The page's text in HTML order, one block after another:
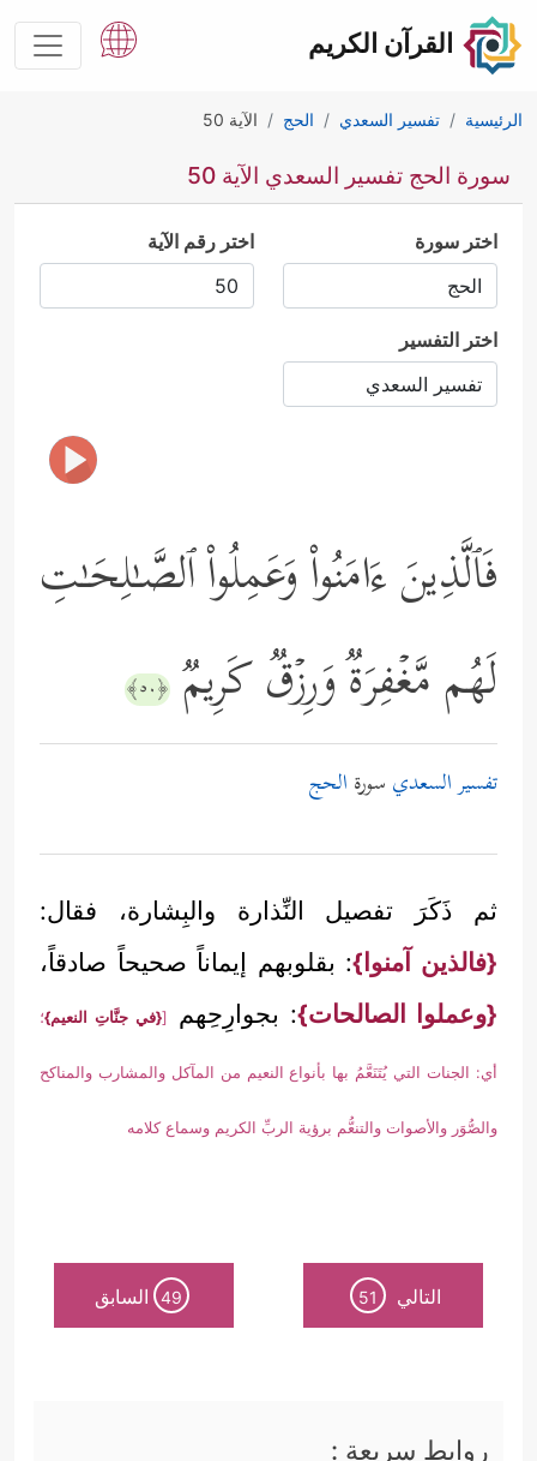
القرآن الكريم
الرئيسية تفسير السعدي الحج الآية 50
سورة الحج تفسير السعدي الآية 50
اختر سورة اختر رقم الآية
اختر التفسير
فَٱلَّذِینَ ءَامَنُواْ وَعَمِلُواْ ٱلصَّـٰلِحَـٰتِ
لَهُم مَّغۡفِرَةࣱ وَرِزۡقࣱ كَرِیمࣱ ﴿٥٠﴾
تفسير السعدي سورة الحج
ثم ذَكَرَ تفصيل النِّذارة والبِشارة، فقال:
{فالذين آمنوا}: بقلوبهم إيماناً صحيحاً صادقاً،
{وعملوا الصالحات}: بجوارِحِهم [{في جنَّاتِ النعيم}؛
أي: الجنات التي يُتَنَعَّمُ بها بأنواع النعيم من المآكل والمشارب والمناكح
والصُّوَر والأصوات والتنعُّم برؤية الربِّ الكريم وسماع كلامه
التالي 51
49 السابق
روابط سريعة :